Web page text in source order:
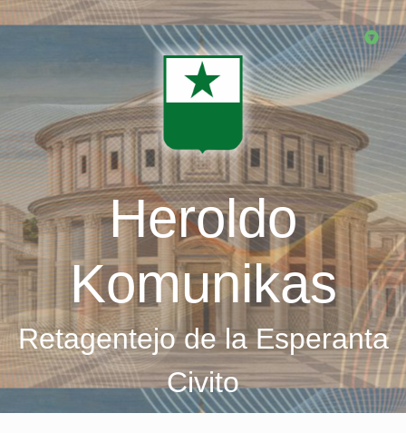
Skip
Heroldo
Komunikas
Retagentejo de la Esperanta
Civito